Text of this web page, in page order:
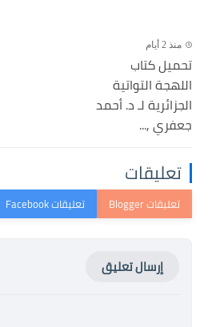
منذ 2 أيام
تحميل كتاب
اللهجة التواتية
الجزائرية لـ د. أحمد
جعفري ,...
تعليقات
إرسال تعليق